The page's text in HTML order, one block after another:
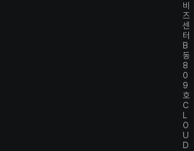
비
즈
센
터
B
동
8
0
9
호
C
L
O
U
D